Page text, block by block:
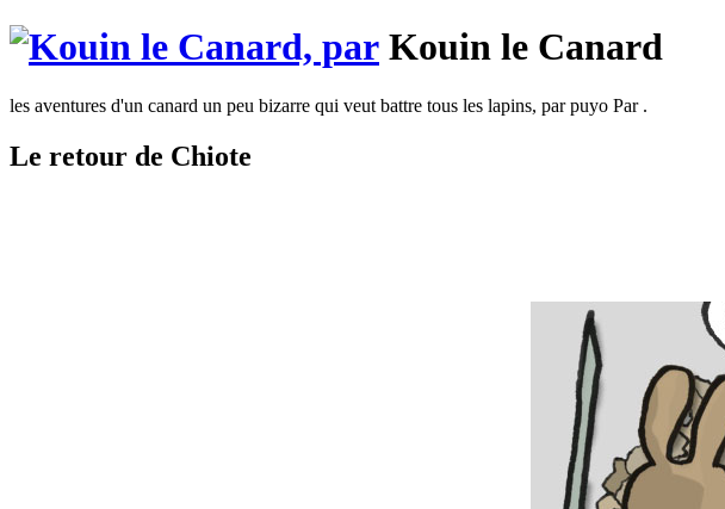
Kouin le Canard
les aventures d'un canard un peu bizarre qui veut battre tous les lapins, par puyo Par .
Le retour de Chiote